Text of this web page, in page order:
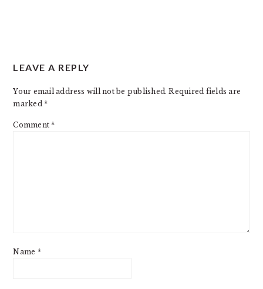
INTERACTIONS
LEAVE A REPLY
Your email address will not be published. Required fields are
marked*
Comment*
Name *